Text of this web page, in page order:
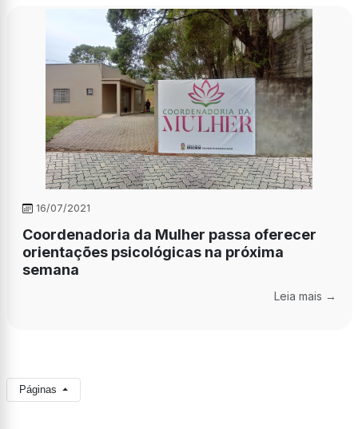
16/07/2021
Coordenadoria da Mulher passa oferecer
orientações psicológicas na próxima
semana
Leia mais →
Páginas